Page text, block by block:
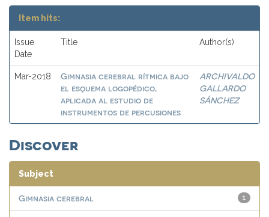
Item hits:
Issue
Date
Title Author(s)
Mar-2018
Gimnasia cerebral rítmica bajo
el esquema logopédico,
aplicada al estudio de
instrumentos de percusiones
ARCHIVALDO
GALLARDO
SÁNCHEZ
Discover
Subject
1
Gimnasia cerebral